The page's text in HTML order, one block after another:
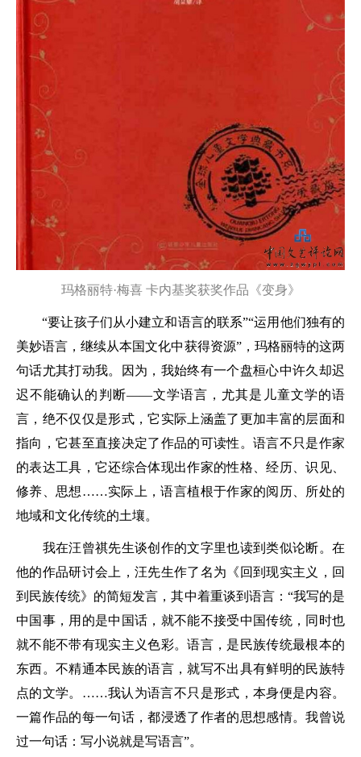
玛格丽特·梅喜 卡内基奖获奖作品《变身》
“要让孩子们从小建立和语言的联系”“运用他们独有的
美妙语言，继续从本国文化中获得资源”，玛格丽特的这两
句话尤其打动我。因为，我始终有一个盘桓心中许久却迟
迟不能确认的判断——文学语言，尤其是儿童文学的语
言，绝不仅仅是形式，它实际上涵盖了更加丰富的层面和
指向，它甚至直接决定了作品的可读性。语言不只是作家
的表达工具，它还综合体现出作家的性格、经历、识见、
修养、思想……实际上，语言植根于作家的阅历、所处的
地域和文化传统的土壤。
我在汪曾祺先生谈创作的文字里也读到类似论断。在
他的作品研讨会上，汪先生作了名为《回到现实主义，回
到民族传统》的简短发言，其中着重谈到语言：“我写的是
中国事，用的是中国话，就不能不接受中国传统，同时也
就不能不带有现实主义色彩。语言，是民族传统最根本的
东西。不精通本民族的语言，就写不出具有鲜明的民族特
点的文学。……我认为语言不只是形式，本身便是内容。
一篇作品的每一句话，都浸透了作者的思想感情。我曾说
过一句话：写小说就是写语言”。